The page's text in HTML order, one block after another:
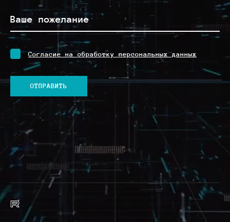
Согласие на обработку персональных данных
ОТПРАВИТЬ